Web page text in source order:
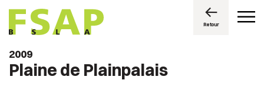
Retour
2009
Plaine de Plainpalais